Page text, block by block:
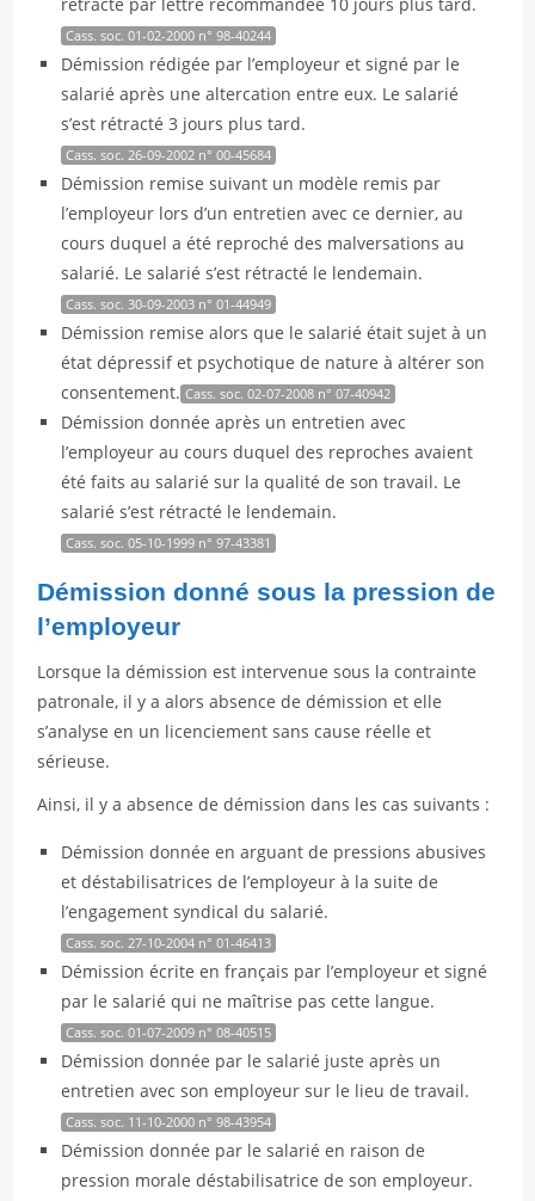
Cass. soc. 01-02-2000 n° 98-40244
Démission rédigée par l’employeur et signé par le
salarié après une altercation entre eux. Le salarié
s’est rétracté 3 jours plus tard.
Cass. soc. 26-09-2002 n° 00-45684
Démission remise suivant un modèle remis par
l’employeur lors d’un entretien avec ce dernier, au
cours duquel a été reproché des malversations au
salarié. Le salarié s’est rétracté le lendemain.
Cass. soc. 30-09-2003 n° 01-44949
Démission remise alors que le salarié était sujet à un
état dépressif et psychotique de nature à altérer son
consentement. Cass. soc. 02-07-2008 n° 07-40942
Démission donnée après un entretien avec
l’employeur au cours duquel des reproches avaient
été faits au salarié sur la qualité de son travail. Le
salarié s’est rétracté le lendemain.
Cass. soc. 05-10-1999 n° 97-43381
Démission donné sous la pression de
l’employeur
Lorsque la démission est intervenue sous la contrainte
patronale, il y a alors absence de démission et elle
s’analyse en un licenciement sans cause réelle et
sérieuse.
Ainsi, il y a absence de démission dans les cas suivants :
Démission donnée en arguant de pressions abusives
et déstabilisatrices de l’employeur à la suite de
l’engagement syndical du salarié.
Cass. soc. 27-10-2004 n° 01-46413
Démission écrite en français par l’employeur et signé
par le salarié qui ne maîtrise pas cette langue.
Cass. soc. 01-07-2009 n° 08-40515
Démission donnée par le salarié juste après un
entretien avec son employeur sur le lieu de travail.
Cass. soc. 11-10-2000 n° 98-43954
Démission donnée par le salarié en raison de
pression morale déstabilisatrice de son employeur.